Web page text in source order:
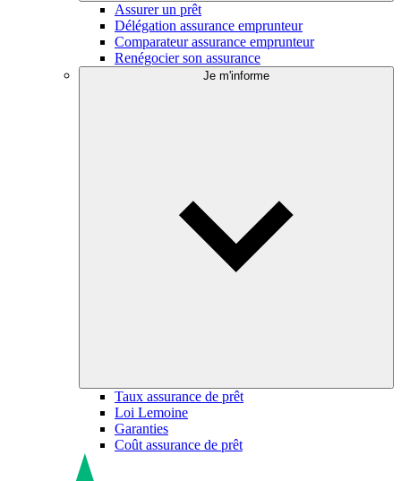
Assurer un prêt
Délégation assurance emprunteur
Comparateur assurance emprunteur
Renégocier son assurance
Je m'informe
Taux assurance de prêt
Loi Lemoine
Garanties
Coût assurance de prêt